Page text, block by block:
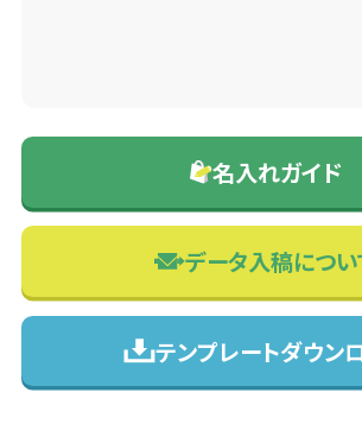
名入れガイド
データ入稿につい
テンプレートダウン